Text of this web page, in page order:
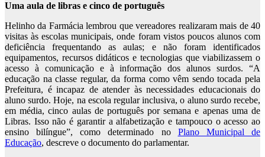
Uma aula de libras e cinco de português
Helinho da Farmácia lembrou que vereadores realizaram mais de 40
visitas às escolas municipais, onde foram vistos poucos alunos com
deficiência frequentando as aulas; e não foram identificados
equipamentos, recursos didáticos e tecnologias que viabilizassem o
acesso à comunicação e à informação dos alunos surdos. “A
educação na classe regular, da forma como vêm sendo tocada pela
Prefeitura, é incapaz de atender às necessidades educacionais do
aluno surdo. Hoje, na escola regular inclusiva, o aluno surdo recebe,
em média, cinco aulas de português por semana e apenas uma de
Libras. Isso não é garantir a alfabetização e tampouco o acesso ao
ensino bilíngue”, como determinado no Plano Municipal de
Educação, descreve o documento do parlamentar.